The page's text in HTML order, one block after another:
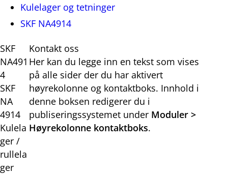
Kulelager og tetninger
SKF NA4914
SKF
NA491
4
SKF
NA
4914
Kulela
ger /
rullela
ger
Kontakt oss
Her kan du legge inn en tekst som vises
på alle sider der du har aktivert
høyrekolonne og kontaktboks. Innhold i
denne boksen redigerer du i
publiseringssystemet under Moduler >
Høyrekolonne kontaktboks.